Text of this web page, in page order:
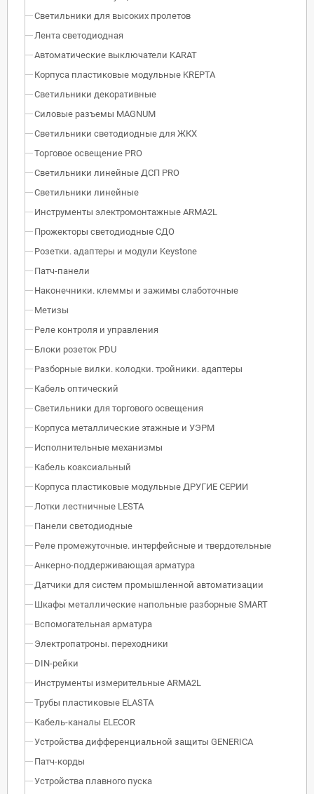
Светильники для высоких пролетов
Лента светодиодная
Автоматические выключатели KARAT
Корпуса пластиковые модульные KREPTA
Светильники декоративные
Силовые разъемы MAGNUM
Светильники светодиодные для ЖКХ
Торговое освещение PRO
Светильники линейные ДСП PRO
Светильники линейные
Инструменты электромонтажные ARMA2L
Прожекторы светодиодные СДО
Розетки. адаптеры и модули Keystone
Патч-панели
Наконечники. клеммы и зажимы слаботочные
Метизы
Реле контроля и управления
Блоки розеток PDU
Разборные вилки. колодки. тройники. адаптеры
Кабель оптический
Светильники для торгового освещения
Корпуса металлические этажные и УЭРМ
Исполнительные механизмы
Кабель коаксиальный
Корпуса пластиковые модульные ДРУГИЕ СЕРИИ
Лотки лестничные LESTA
Панели светодиодные
Реле промежуточные. интерфейсные и твердотельные
Анкерно-поддерживающая арматура
Датчики для систем промышленной автоматизации
Шкафы металлические напольные разборные SMART
Вспомогательная арматура
Электропатроны. переходники
DIN-рейки
Инструменты измерительные ARMA2L
Трубы пластиковые ELASTA
Кабель-каналы ELECOR
Устройства дифференциальной защиты GENERICA
Патч-корды
Устройства плавного пуска